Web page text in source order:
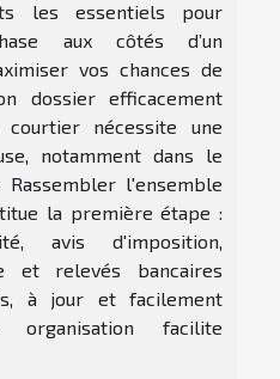
les essentiels pour
aux côtés d’un
vos chances de
dossier efficacement
nécessite une
notamment dans le
Rassembler l'ensemble
la première étape :
avis d'imposition,
et relevés bancaires
à jour et facilement
organisation facilite